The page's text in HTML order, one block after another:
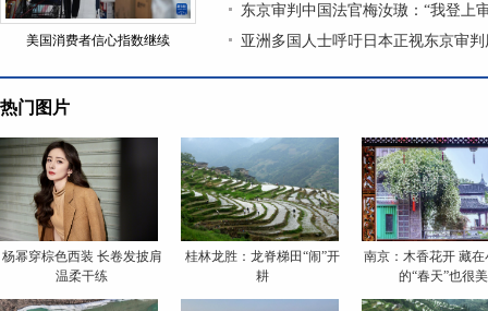
美国消费者信心指数继续
东京审判中国法官梅汝璈：“我登上
亚洲多国人士呼吁日本正视东京审
热门图片
杨幂穿棕色西装 长卷发披肩
温柔干练
桂林龙胜：龙脊梯田“闹”开
耕
南京：木香花开 藏在
的“春天”也很美